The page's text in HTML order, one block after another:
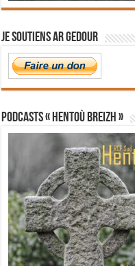
Je soutiens Ar Gedour
PODCASTS « Hentoù Breizh »